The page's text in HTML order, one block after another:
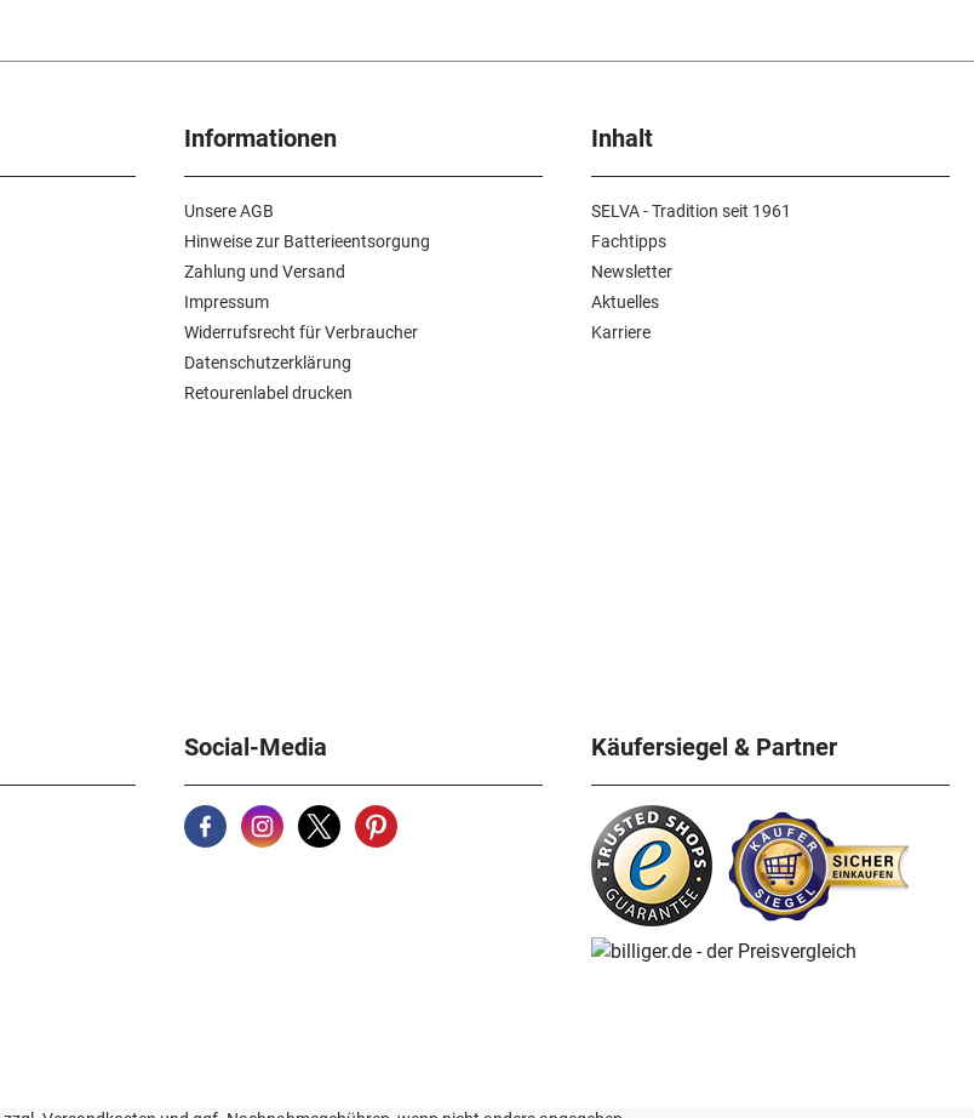
Informationen
Unsere AGB
Hinweise zur Batterieentsorgung
Zahlung und Versand
Impressum
Widerrufsrecht für Verbraucher
Datenschutzerklärung
Retourenlabel drucken
Inhalt
SELVA - Tradition seit 1961
Fachtipps
Newsletter
Aktuelles
Karriere
Social-Media Käufersiegel & Partner